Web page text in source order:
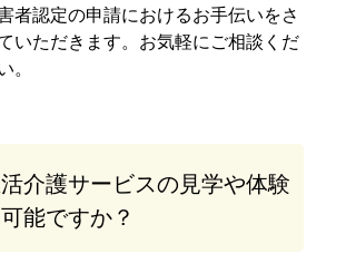
者認定の申請におけるお手伝いをさ
いただきます。お気軽にご相談くだ
。
介護サービスの見学や体験
能ですか？